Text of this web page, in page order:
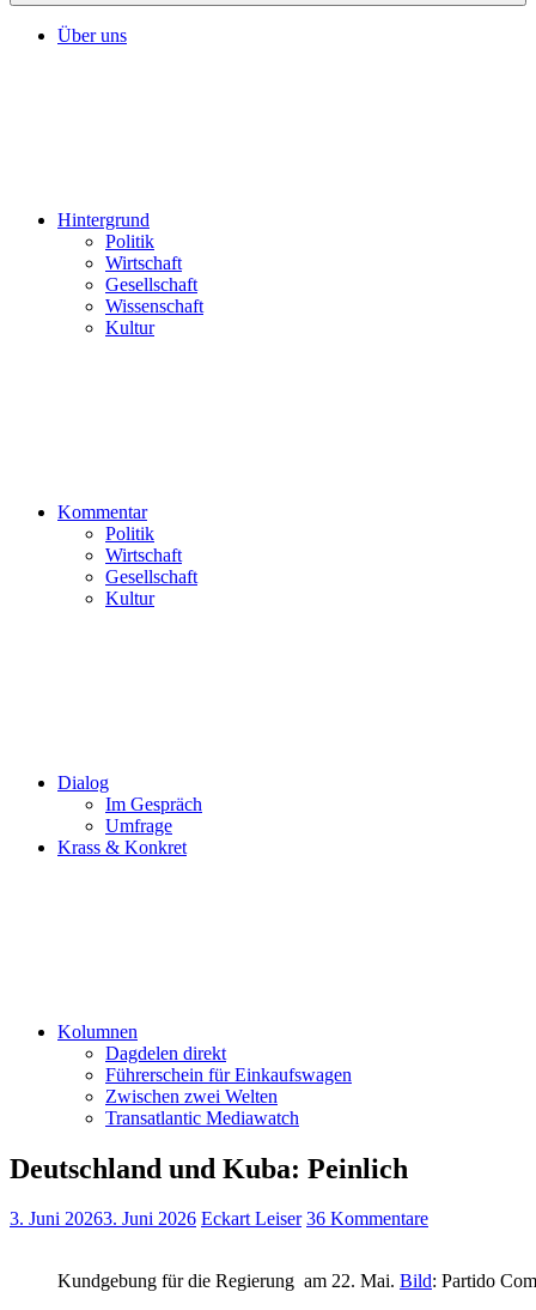
Über uns
Hintergrund
Politik
Wirtschaft
Gesellschaft
Wissenschaft
Kultur
Kommentar
Politik
Wirtschaft
Gesellschaft
Kultur
Dialog
Im Gespräch
Umfrage
Krass & Konkret
Kolumnen
Dagdelen direkt
Führerschein für Einkaufswagen
Zwischen zwei Welten
Transatlantic Mediawatch
Deutschland und Kuba: Peinlich
3. Juni 20263. Juni 2026 Eckart Leiser 36 Kommentare
Kundgebung für die Regierung am 22. Mai. Bild: Partido